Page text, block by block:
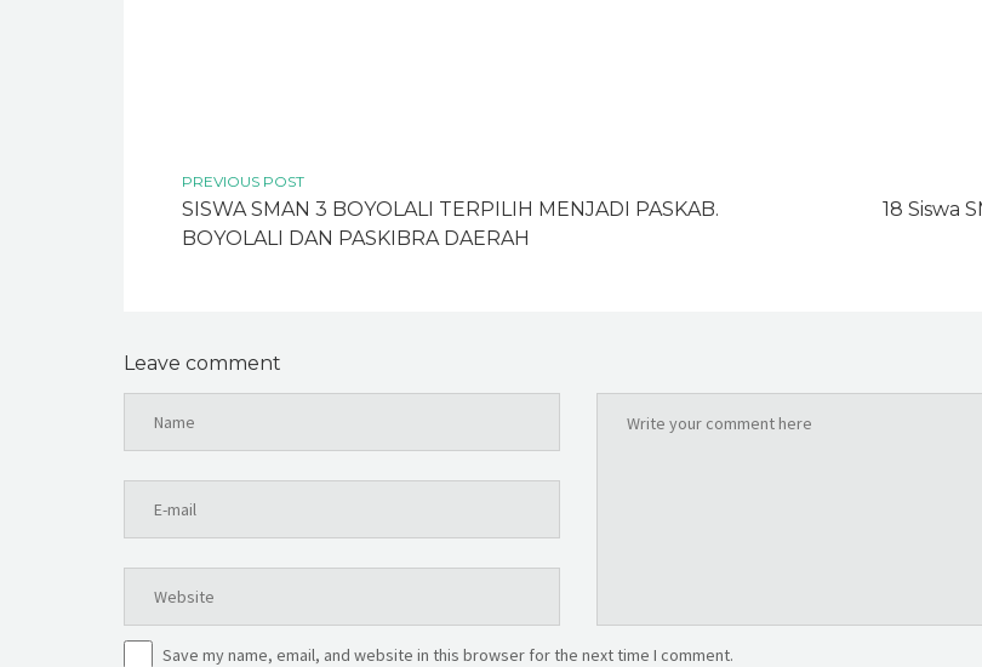
PREVIOUS POST
SISWA SMAN 3 BOYOLALI TERPILIH MENJADI PASKAB.
BOYOLALI DAN PASKIBRA DAERAH
18 Siswa
Leave comment
Save my name, email, and website in this browser for the next time I comment.